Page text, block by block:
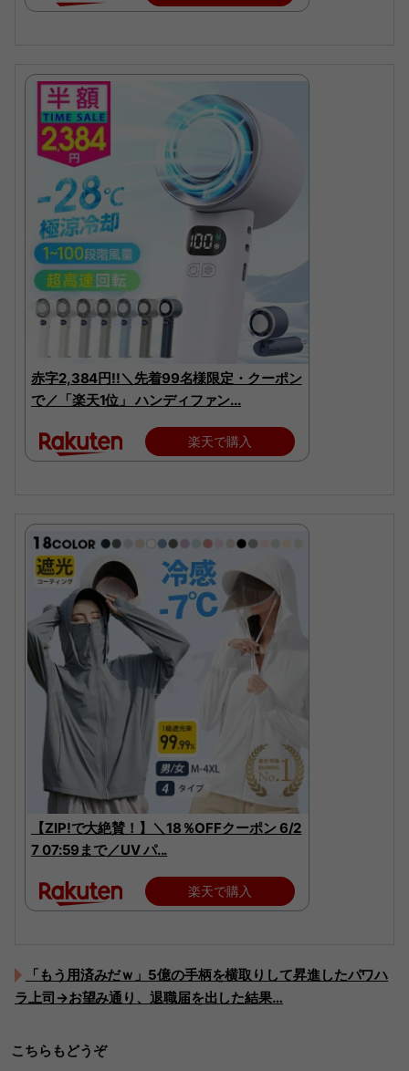
赤字2,384円!!＼先着99名様限定・クーポン
で／「楽天1位」 ハンディファン...
楽天で購入
【ZIP!で大絶賛！】＼18％OFFクーポン 6/2
7 07:59まで／UV パ...
楽天で購入
「もう用済みだｗ」5億の手柄を横取りして昇進したパワハ
ラ上司→お望み通り、退職届を出した結果…
こちらもどうぞ